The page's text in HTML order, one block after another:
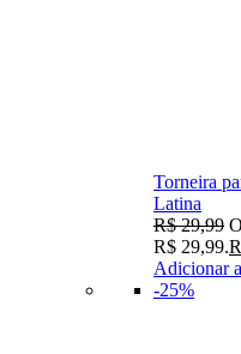
Torneira
Latina
R$29,99
R$ 29,99.
Adicionar
-25%